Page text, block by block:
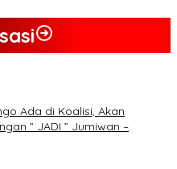
Ada di Koalisi, Akan
” JADI ” Jumiwan –